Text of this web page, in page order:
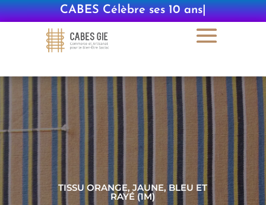
CABES Célèbre ses 10 ans|
TISSU ORANGE, JAUNE, BLEU ET
RAYÉ (1M)